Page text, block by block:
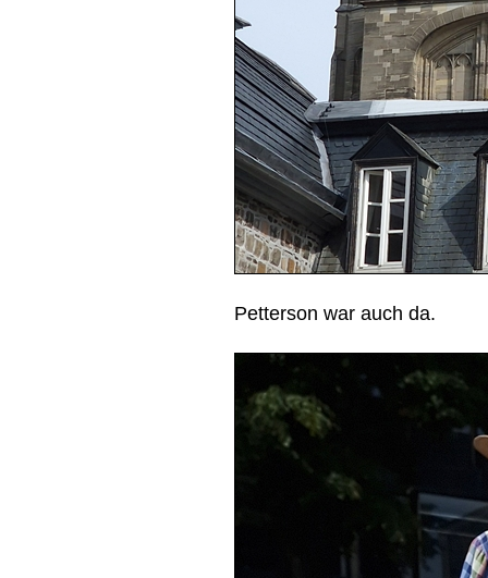
Petterson war auch da.